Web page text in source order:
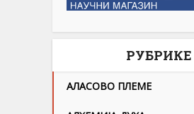
РУБРИКЕ
АЛАСОВО ПЛЕМЕ